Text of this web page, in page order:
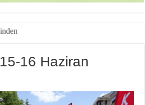
88 Yaşında Strazb
16 Haziran